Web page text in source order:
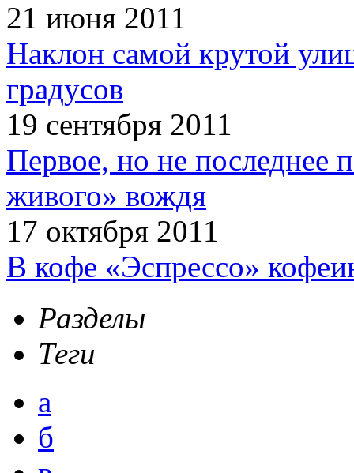
21 июня 2011
Наклон самой крутой
градусов
19 сентября 2011
Первое, но не последнее
живого» вождя
17 октября 2011
В кофе «Эспрессо»
Разделы
Теги
а
б